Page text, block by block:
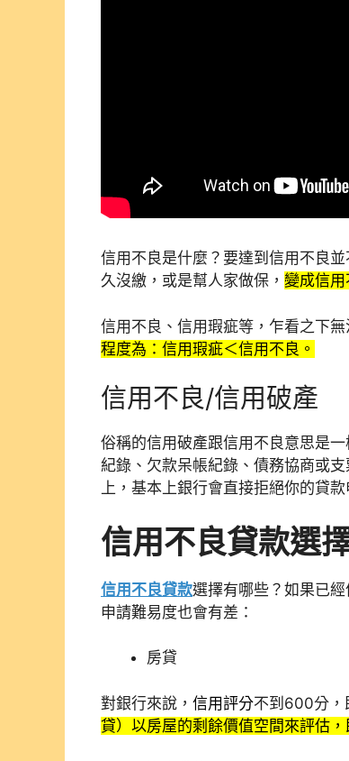
信用不良是什麼？要達到信用不良
久沒繳，或是幫人家做保， 變成信
信用不良、信用瑕疵等，乍看之下
程度為：信用瑕疵＜信用不良。
信用不良/信用破產
俗稱的信用破產跟信用不良意思是
紀錄、欠款呆帳紀錄、債務協商或
上，基本上銀行會直接拒絕你的貸款
信用不良貸款選
信用不良貸款選擇有哪些？如果已
申請難易度也會有差：
房貸
對銀行來說， 信用評分不到600分，
貸）以房屋的剩餘價值空間來評估